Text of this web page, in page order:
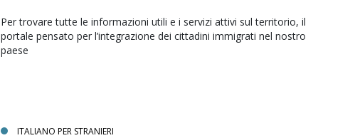
Per trovare tutte le informazioni utili e i servizi attivi sul territorio, il
portale pensato per l’integrazione dei cittadini immigrati nel nostro
paese
ITALIANO PER STRANIERI